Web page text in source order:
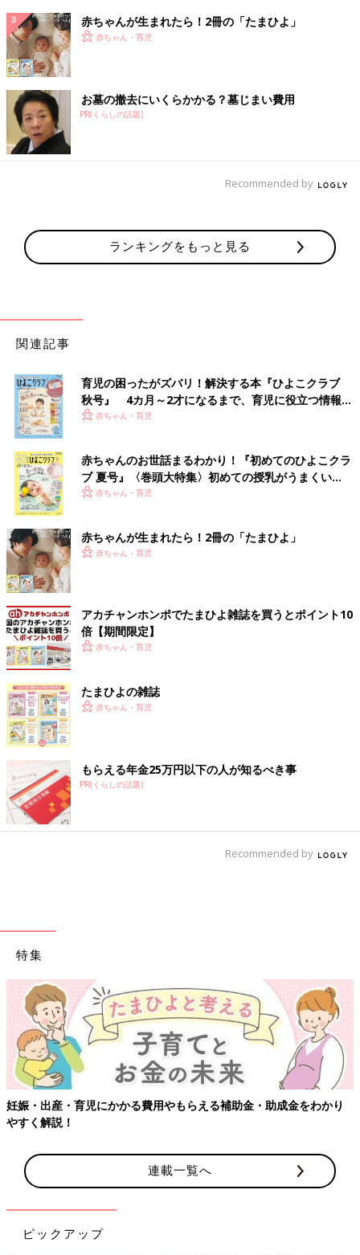
赤ちゃんが生まれたら！2冊の「たまひよ」
赤ちゃん・育児
お墓の撤去にいくらかかる？墓じまい費用
PR(くらしの話題)
Recommended by
ランキングをもっと見る
関連記事
育児の困ったがズバリ！解決する本『ひよこクラブ
秋号』 4カ月～2才になるまで、育児に役立つ情報が
いっぱい！
赤ちゃん・育児
赤ちゃんのお世話まるわかり！『初めてのひよこクラ
ブ 夏号』〈巻頭大特集〉初めての授乳がうまくい
く！ おっぱい・ミルクの基本と夏のトラブル 解決テ
赤ちゃん・育児
赤ちゃんが生まれたら！2冊の「たまひよ」
赤ちゃん・育児
アカチャンホンポでたまひよ雑誌を買うとポイント10
倍【期間限定】
赤ちゃん・育児
たまひよの雑誌
赤ちゃん・育児
もらえる年金25万円以下の人が知るべき事
PR(くらしの話題)
Recommended by
特集
もらえる補助金・助成金をわかり 【ワクチン接種できるものも
連載一覧へ
ピックアップ